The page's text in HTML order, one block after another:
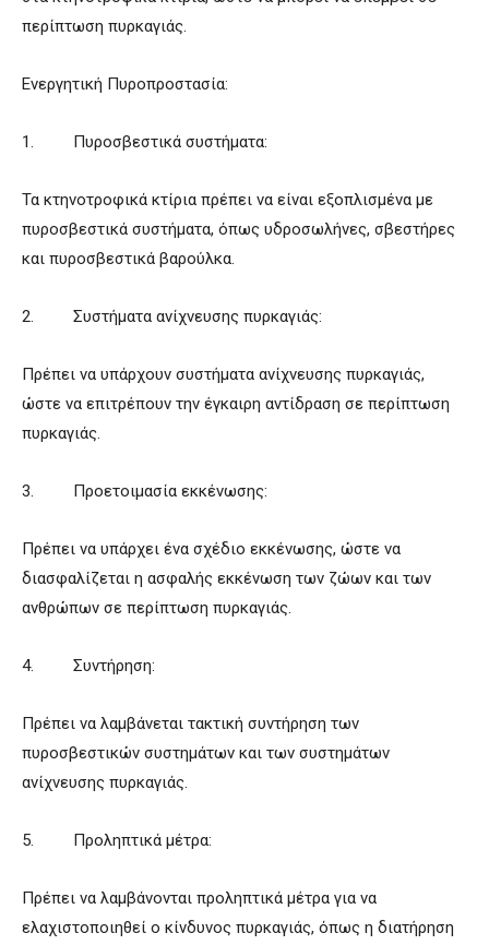
περίπτωση πυρκαγιάς.
Ενεργητική Πυροπροστασία:
1. Πυροσβεστικά συστήματα:
Τα κτηνοτροφικά κτίρια πρέπει να είναι εξοπλισμένα με
πυροσβεστικά συστήματα, όπως υδροσωλήνες, σβεστήρες
και πυροσβεστικά βαρούλκα.
2. Συστήματα ανίχνευσης πυρκαγιάς:
Πρέπει να υπάρχουν συστήματα ανίχνευσης πυρκαγιάς,
ώστε να επιτρέπουν την έγκαιρη αντίδραση σε περίπτωση
πυρκαγιάς.
3. Προετοιμασία εκκένωσης:
Πρέπει να υπάρχει ένα σχέδιο εκκένωσης, ώστε να
διασφαλίζεται η ασφαλής εκκένωση των ζώων και των
ανθρώπων σε περίπτωση πυρκαγιάς.
4. Συντήρηση:
Πρέπει να λαμβάνεται τακτική συντήρηση των
πυροσβεστικών συστημάτων και των συστημάτων
ανίχνευσης πυρκαγιάς.
5. Προληπτικά μέτρα:
Πρέπει να λαμβάνονται προληπτικά μέτρα για να
ελαχιστοποιηθεί ο κίνδυνος πυρκαγιάς, όπως η διατήρηση